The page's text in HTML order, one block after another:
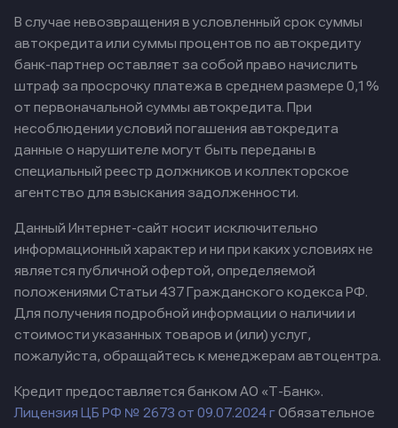
В случае невозвращения в условленный срок суммы
автокредита или суммы процентов по автокредиту
банк-партнер оставляет за собой право начислить
штраф за просрочку платежа в среднем размере 0,1%
от первоначальной суммы автокредита. При
несоблюдении условий погашения автокредита
данные о нарушителе могут быть переданы в
специальный реестр должников и коллекторское
агентство для взыскания задолженности.
Данный Интернет-сайт носит исключительно
информационный характер и ни при каких условиях не
является публичной офертой, определяемой
положениями Статьи 437 Гражданского кодекса РФ.
Для получения подробной информации о наличии и
стоимости указанных товаров и (или) услуг,
пожалуйста, обращайтесь к менеджерам автоцентра.
Кредит предоставляется банком АО «Т-Банк».
Лицензия ЦБ РФ № 2673 от 09.07.2024 гОбязательное